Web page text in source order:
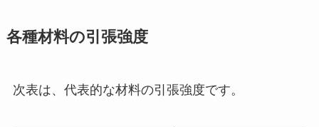
各種材料の引張強度
次表は、代表的な材料の引張強度です。